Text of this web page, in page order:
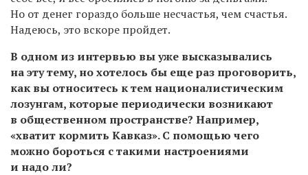
Но от денег гораздо больше несчастья, чем счастья.
Надеюсь, это вскоре пройдет.
В одном из интервью вы уже высказывались
на эту тему, но хотелось бы еще раз проговорить,
как вы относитесь к тем националистическим
лозунгам, которые периодически возникают
в общественном пространстве? Например,
«хватит кормить Кавказ». С помощью чего
можно бороться с такими настроениями
и надо ли?